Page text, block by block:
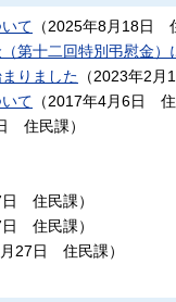
て （2025年8月18日
第十二回特別弔慰金）
りました （2023年2月
て （2017年4月6日
住民課）
住民課）
住民課）
27日 住民課）